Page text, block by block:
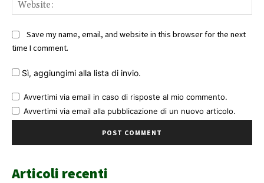
Save my name, email, and website in this browser for the next
time I comment.
Sì, aggiungimi alla lista di invio.
Avvertimi via email in caso di risposte al mio commento.
Avvertimi via email alla pubblicazione di un nuovo articolo.
Articoli recenti